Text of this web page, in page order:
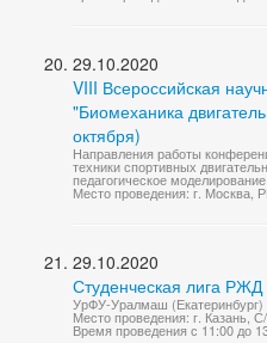
29.10.2020
VIII Всероссийская
"Биомеханика
октября)
Направления работы
техники спортивных
педагогическое
Место проведения: г. Москва,
29.10.2020
Студенческая лига
УрФУ-Уралмаш
Место проведения: г. Казань,
Время проведения с 11:00 до